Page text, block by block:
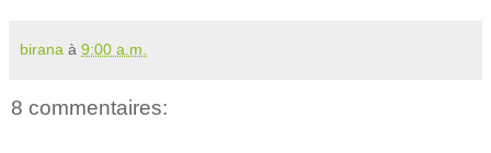
birana à 9:00 a.m.
8 commentaires: